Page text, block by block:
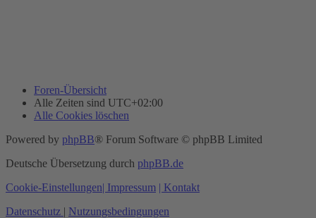
Foren-Übersicht
Alle Zeiten sind UTC+02:00
Alle Cookies löschen
Powered by phpBB® Forum Software © phpBB Limited
Deutsche Übersetzung durch phpBB.de
Cookie-Einstellungen| Impressum | Kontakt
Datenschutz | Nutzungsbedingungen